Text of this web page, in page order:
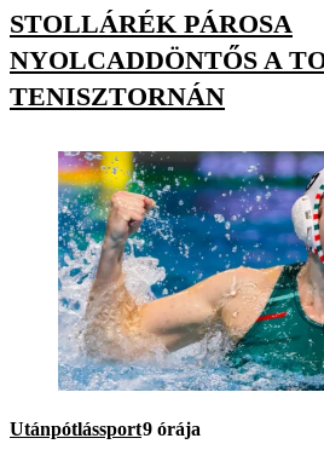
STOLLÁRÉK PÁROSA
NYOLCADDÖNTŐS A
TENISZTORNÁN
Utánpótlássport9 órája